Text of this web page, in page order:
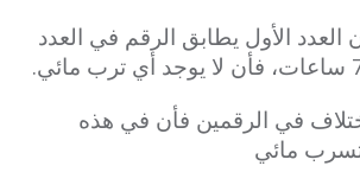
العدد الأول يطابق الرقم في العدد
في الرقمين فأن في هذه
تسرب مائي